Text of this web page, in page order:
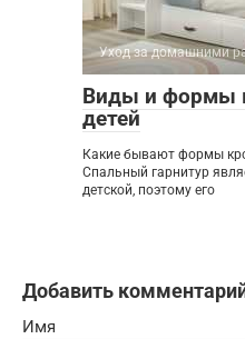
Уход за домашними
Виды и формы
детей
Какие бывают формы
Спальный гарнитур
детской, поэтому его
Добавить
Имя